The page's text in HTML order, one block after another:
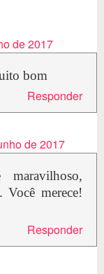
de 2017
bom
Responder
de 2017
Você merece!
Responder